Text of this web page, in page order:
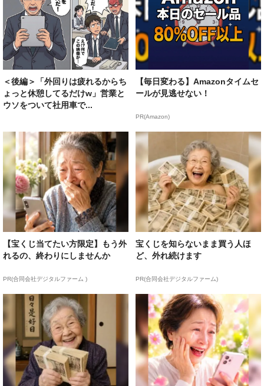
＜後編＞「外回りは疲れるからち
ょっと休憩してるだけw」営業と
ウソをついて社用車で...
【毎日変わる】Amazonタイムセ
ールが見逃せない！
PR(Amazon)
【宝くじ当てたい方限定】もう外
れるの、終わりにしませんか
PR(合同会社デジタルファーム )
宝くじを知らないまま買う人ほ
ど、外れ続けます
PR(合同会社デジタルファーム)